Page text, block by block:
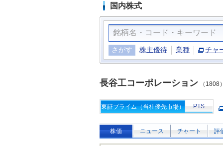
国内株式
さがす 株主優待 業種 チャ
長谷工コーポレーション （1808
東証プライム（当社優先市場） PTS
株価 ニュース チャート 評